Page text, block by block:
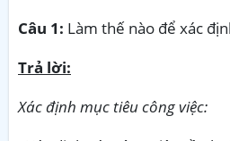
Câu 1: Làm thế nào để xác
Trả lời:
Xác định mục tiêu công việc: